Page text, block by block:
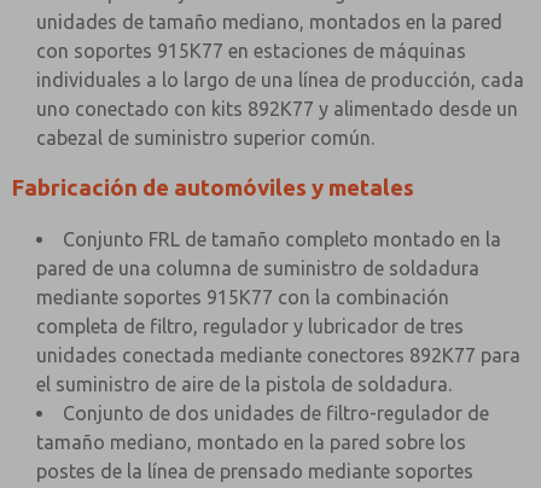
unidades de tamaño mediano, montados en la pared
con soportes 915K77 en estaciones de máquinas
individuales a lo largo de una línea de producción, cada
uno conectado con kits 892K77 y alimentado desde un
cabezal de suministro superior común.
Fabricación de automóviles y metales
Conjunto FRL de tamaño completo montado en la
pared de una columna de suministro de soldadura
mediante soportes 915K77 con la combinación
completa de filtro, regulador y lubricador de tres
unidades conectada mediante conectores 892K77 para
el suministro de aire de la pistola de soldadura.
Conjunto de dos unidades de filtro-regulador de
tamaño mediano, montado en la pared sobre los
postes de la línea de prensado mediante soportes